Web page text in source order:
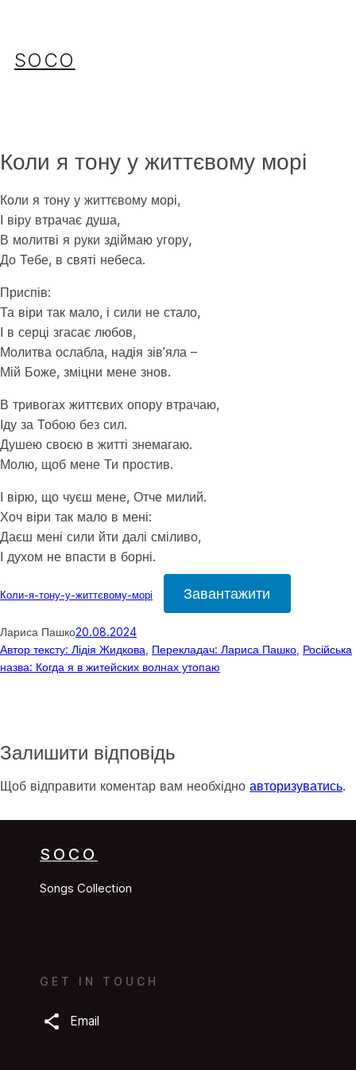
SOCO
Коли я тону у життєвому морі
Коли я тону у життєвому морі,
І віру втрачає душа,
В молитві я руки здіймаю угору,
До Тебе, в святі небеса.
Приспів:
Та віри так мало, і сили не стало,
І в серці згасає любов,
Молитва ослабла, надія зів’яла –
Мій Боже, зміцни мене знов.
В тривогах життєвих опору втрачаю,
Іду за Тобою без сил.
Душею своєю в житті знемагаю.
Молю, щоб мене Ти простив.
І вірю, що чуєш мене, Отче милий.
Хоч віри так мало в мені:
Даєш мені сили йти далі сміливо,
І духом не впасти в борні.
Коли-я-тону-у-життєвому-морі Завантажити
Лариса Пашко20.08.2024
Автор тексту: Лідія Жидкова Перекладач: Лариса Пашко Російська
назва: Когда я в житейских волнах утопаю
Залишити відповідь
Щоб відправити коментар вам необхідно авторизуватись.
SOCO
Songs Collection
GET IN TOUCH
Email